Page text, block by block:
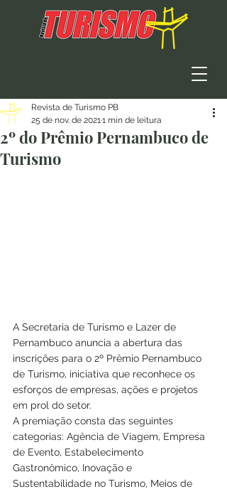
2º do Prêmio Pernambuco de
Turismo
Revista de Turismo PB
25 de nov. de 20211 min de leitura
A Secretaria de Turismo e Lazer de
Pernambuco anuncia a abertura das
inscrições para o 2º Prêmio Pernambuco
de Turismo, iniciativa que reconhece os
esforços de empresas, ações e projetos
em prol do setor.
A premiação consta das seguintes
categorias: Agência de Viagem, Empresa
de Evento, Estabelecimento
Gastronômico, Inovação e
Sustentabilidade no Turismo, Meios de